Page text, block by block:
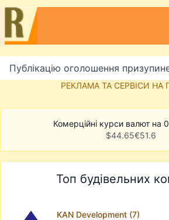
Публікацію оголошення
РЕКЛАМА ТА СЕРВІСИ НА
Комерційні курси валют на
$44.65€51.6
Топ будівельних
KAN Development (7)